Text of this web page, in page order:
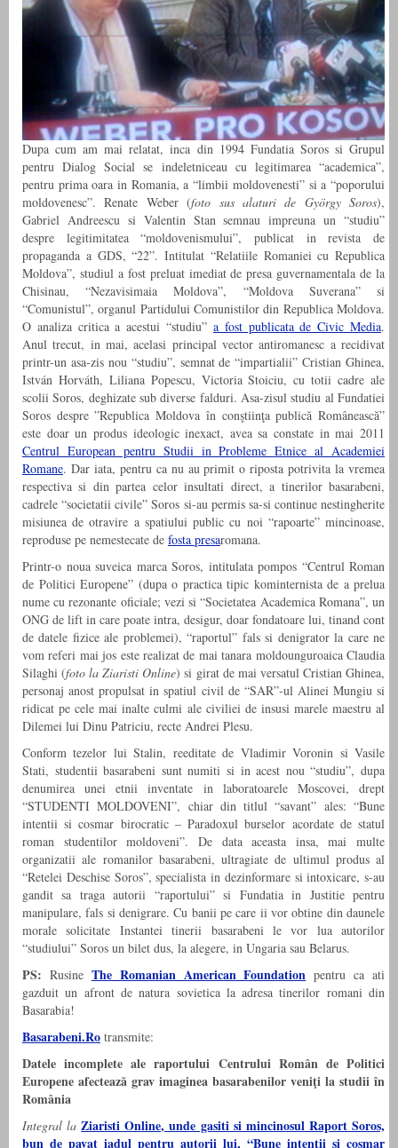
Dupa cum am mai relatat, inca din 1994 Fundatia Soros si Grupul
pentru Dialog Social se indeletniceau cu legitimarea “academica”,
pentru prima oara in Romania, a “limbii moldovenesti” si a “poporului
moldovenesc”. Renate Weber (foto sus alaturi de György Soros),
Gabriel Andreescu si Valentin Stan semnau impreuna un “studiu”
despre legitimitatea “moldovenismului”, publicat in revista de
propaganda a GDS, “22”. Intitulat “Relatiile Romaniei cu Republica
Moldova”, studiul a fost preluat imediat de presa guvernamentala de la
Chisinau, “Nezavisimaia Moldova”, “Moldova Suverana” si
“Comunistul”, organul Partidului Comunistilor din Republica Moldova.
O analiza critica a acestui “studiu” a fost publicata de Civic Media.
Anul trecut, in mai, acelasi principal vector antiromanesc a recidivat
printr-un asa-zis nou “studiu”, semnat de “impartialii” Cristian Ghinea,
István Horváth, Liliana Popescu, Victoria Stoiciu, cu totii cadre ale
scolii Soros, deghizate sub diverse falduri. Asa-zisul studiu al Fundatiei
Soros despre ”Republica Moldova în conştiinţa publică Românească”
este doar un produs ideologic inexact, avea sa constate in mai 2011
Centrul European pentru Studii in Probleme Etnice al Academiei
Romane. Dar iata, pentru ca nu au primit o riposta potrivita la vremea
respectiva si din partea celor insultati direct, a tinerilor basarabeni,
cadrele “societatii civile” Soros si-au permis sa-si continue nestingherite
misiunea de otravire a spatiului public cu noi “rapoarte” mincinoase,
reproduse pe nemestecate de fosta presaromana.
Printr-o noua suveica marca Soros, intitulata pompos “Centrul Roman
de Politici Europene” (dupa o practica tipic kominternista de a prelua
nume cu rezonante oficiale; vezi si “Societatea Academica Romana”, un
ONG de lift in care poate intra, desigur, doar fondatoare lui, tinand cont
de datele fizice ale problemei), “raportul” fals si denigrator la care ne
vom referi mai jos este realizat de mai tanara moldounguroaica Claudia
Silaghi (foto la Ziaristi Online) si girat de mai versatul Cristian Ghinea,
personaj anost propulsat in spatiul civil de “SAR”-ul Alinei Mungiu si
ridicat pe cele mai inalte culmi ale civiliei de insusi marele maestru al
Dilemei lui Dinu Patriciu, recte Andrei Plesu.
Conform tezelor lui Stalin, reeditate de Vladimir Voronin si Vasile
Stati, studentii basarabeni sunt numiti si in acest nou “studiu”, dupa
denumirea unei etnii inventate in laboratoarele Moscovei, drept
“STUDENTI MOLDOVENI”, chiar din titlul “savant” ales: “Bune
intentii si cosmar birocratic – Paradoxul burselor acordate de statul
roman studentilor moldoveni”. De data aceasta insa, mai multe
organizatii ale romanilor basarabeni, ultragiate de ultimul produs al
“Retelei Deschise Soros”, specialista in dezinformare si intoxicare, s-au
gandit sa traga autorii “raportului” si Fundatia in Justitie pentru
manipulare, fals si denigrare. Cu banii pe care ii vor obtine din daunele
morale solicitate Instantei tinerii basarabeni le vor lua autorilor
“studiului” Soros un bilet dus, la alegere, in Ungaria sau Belarus.
PS: Rusine The Romanian American Foundation pentru ca ati
gazduit un afront de natura sovietica la adresa tinerilor romani din
Basarabia!
Basarabeni.Ro transmite:
Datele incomplete ale raportului Centrului Român de Politici
Europene afectează grav imaginea basarabenilor veniţi la studii în
România
Integral la Ziaristi Online, unde gasiti si mincinosul Raport Soros,
bun de pavat iadul pentru autorii lui, “Bune intenţii şi coşmar